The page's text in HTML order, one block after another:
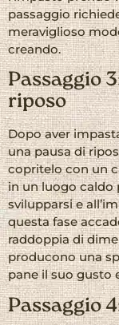
passaggio
meraviglioso
creando.
Passaggio
riposo
Dopo aver
una pausa di
copritelo con un
in un luogo caldo
svilupparsi e
questa fase
raddoppia di
producono una
pane il suo gusto
Passaggio